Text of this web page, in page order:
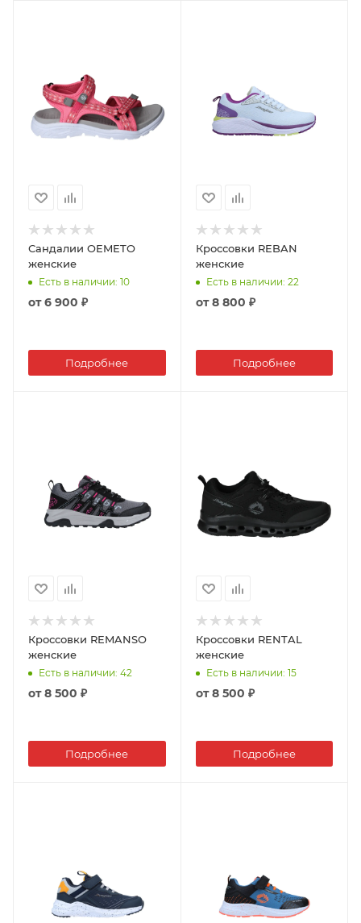
Сандалии OEMETO
женские
Есть в наличии: 10
от6 900 ₽
Подробнее
Кроссовки REBAN
женские
Есть в наличии: 22
от8 800 ₽
Подробнее
Кроссовки REMANSO
женские
Есть в наличии: 42
от8 500 ₽
Подробнее
Кроссовки RENTAL
женские
Есть в наличии: 15
от8 500 ₽
Подробнее